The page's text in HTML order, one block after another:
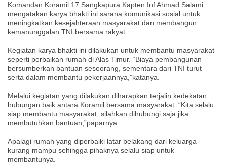
Komandan Koramil 17 Sangkapura Kapten Inf Ahmad Salami
mengatakan karya bhakti ini sarana komunikasi sosial untuk
meningkatkan kesejahteraan masyarakat dan membangun
kemanunggalan TNI bersama rakyat.
Kegiatan karya bhakti ini dilakukan untuk membantu masyarakat
seperti perbaikan rumah di Alas Timur. “Biaya pembangunan
bersumberkan bantuan seseorang, sementara dari TNI turut
serta dalam membantu pekerjaannya,”katanya.
Melalui kegiatan yang dilakukan diharapkan terjalin kedekatan
hubungan baik antara Koramil bersama masyarakat. “Kita selalu
siap membantu masyarakat, silahkan dihubungi saja jika
membutuhkan bantuan,”paparnya.
Apalagi rumah yang diperbaiki latar belakang dari keluarga
kurang mampu sehingga pihaknya selalu siap untuk
membantunya.